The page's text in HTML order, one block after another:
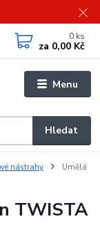
Menu
Hledat
0 ks
za 0,00 Kč
nástrahy
Umělá
TWISTA